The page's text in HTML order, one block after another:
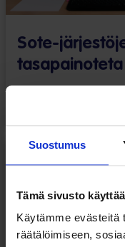
Suostumus
Tämä sivusto
Käytämme evästeitä
räätälöimiseen,
Sote-
Lausunnot 12.05.2026